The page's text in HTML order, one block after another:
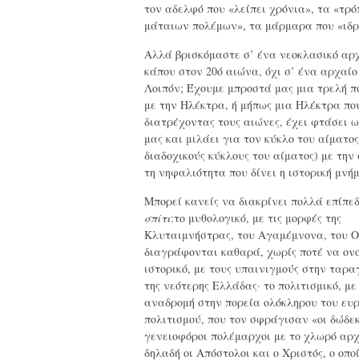
τον αδελφό που «λείπει χρόνια», τα
μάταιων πολέμων», τα μάρμαρα που
Αλλά βρισκόμαστε σ’ ένα νεοκλασικό
κάπου στον 20ό αιώνα, όχι σ’ ένα αρχαίο
Λοιπόν; Έχουμε μπροστά μας μια τρελή
με την Ηλέκτρα, ή μήπως μια Ηλέκτρα
διατρέχοντας τους αιώνες, έχει φτάσει
μας και μιλάει για τον κύκλο του
διαδοχικούς κύκλους του αίματος) με
τη νηφαλιότητα που δίνει η ιστορική
Μπορεί κανείς να διακρίνει πολλά
σπίτι:το μυθολογικό, με τις μορφές της
Κλυταιμνήστρας, του Αγαμέμνονα, του
διαγράφονται καθαρά, χωρίς ποτέ να
ιστορικό, με τους υπαινιγμούς στην
της νεότερης Ελλάδας· το πολιτισμικό,
αναδρομή στην πορεία ολόκληρου του
πολιτισμού, που τον σφράγισαν «οι
γενειοφόροι πολέμαρχοι με το χλωρό
δηλαδή οι Απόστολοι και ο Χριστός, ο